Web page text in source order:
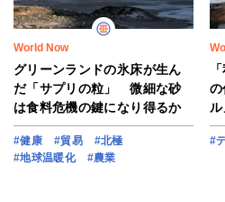
World Now
グリーンランドの氷床が生ん
だ「サプリの粒」 微細な砂
は食料危機の鍵になり得るか
#健康 #貿易
#北極
#地球温暖化
#農業
の
#